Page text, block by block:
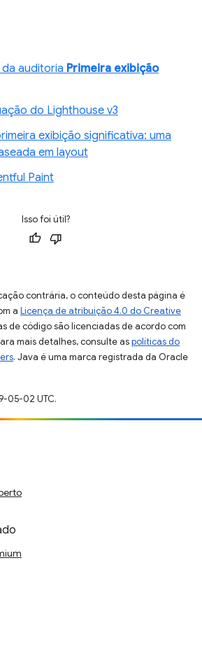
auditoria Primeira exibição
do Lighthouse v3
exibição significativa: uma
em layout
Paint
Isso foi útil?
contrária, o conteúdo desta página é
a Licença de atribuição 4.0 do Creative
de código são licenciadas de acordo com
mais detalhes, consulte aspolíticas do
. Java é uma marca registrada da Oracle
05-02 UTC.